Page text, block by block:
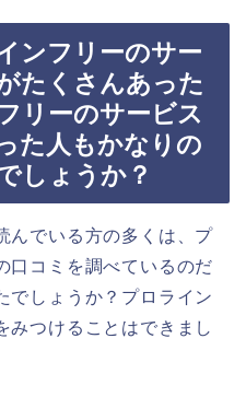
ンフリーのサー
たくさんあった
リーのサービス
た人もかなりの
しょうか？
んでいる方の多くは、プ
口コミを調べているのだ
でしょうか？プロライン
みつけることはできまし